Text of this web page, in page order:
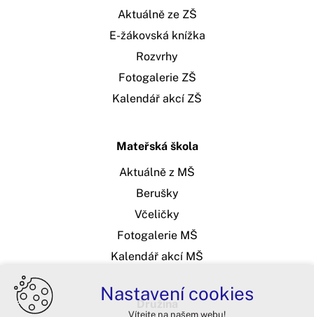
Aktuálně ze ZŠ
E-žákovská knížka
Rozvrhy
Fotogalerie ZŠ
Kalendář akcí ZŠ
Mateřská škola
Aktuálně z MŠ
Berušky
Včeličky
Fotogalerie MŠ
Kalendář akcí MŠ
Družina
Nastavení cookies
Vítejte na našem webu!